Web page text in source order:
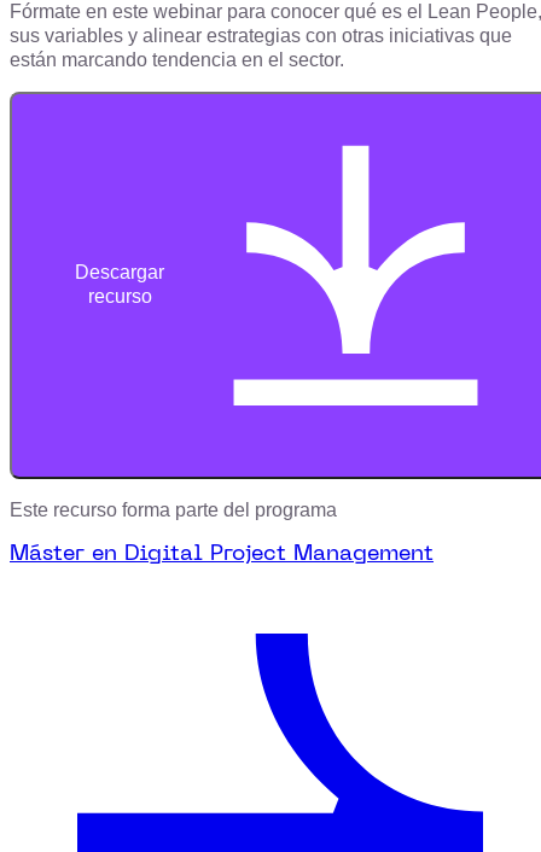
Fórmate en este webinar para conocer qué es el Lean People,
sus variables y alinear estrategias con otras iniciativas que
están marcando tendencia en el sector.
Descargar
recurso
Este recurso forma parte del programa
Máster en Digital Project Management